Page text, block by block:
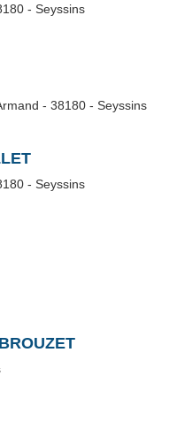
- Seyssins
- 38180 - Seyssins
- Seyssins